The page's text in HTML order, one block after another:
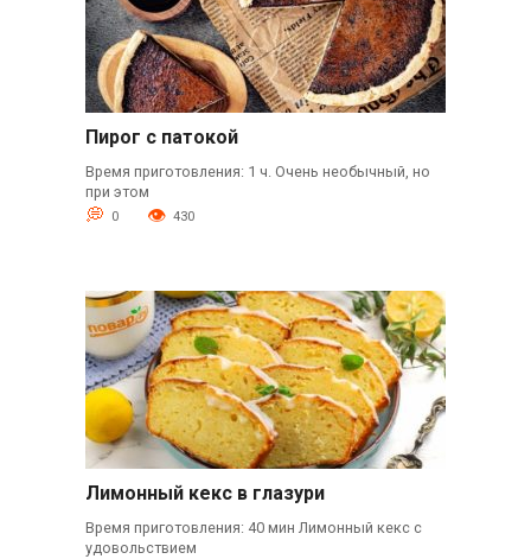
Пирог с патокой
Время приготовления: 1 ч. Очень необычный, но
при этом
0 430
Лимонный кекс в глазури
Время приготовления: 40 мин Лимонный кекс с
удовольствием